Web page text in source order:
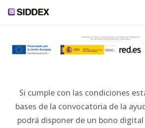
Si cumple con las condiciones
bases de la convocatoria de la
podrá disponer de un bono